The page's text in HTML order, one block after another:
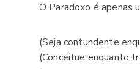
O Paradoxo é apenas
(Seja contundente
(Conceitue enquanto